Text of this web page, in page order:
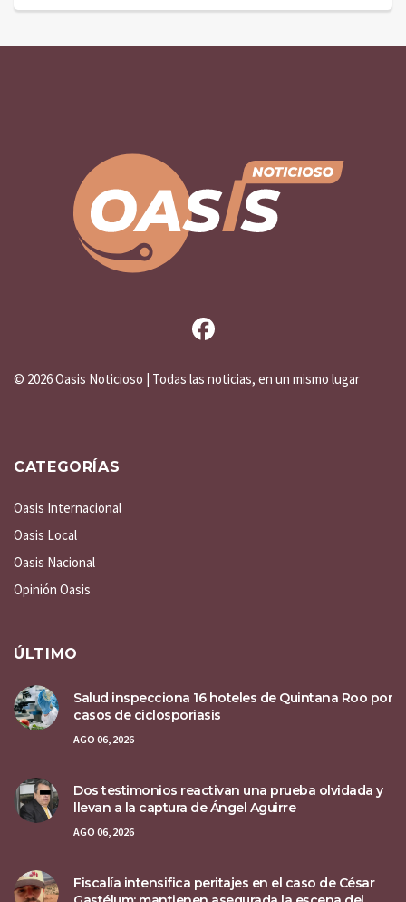
© 2026 Oasis Noticioso | Todas las noticias, en un mismo lugar
CATEGORÍAS
Oasis Internacional
Oasis Local
Oasis Nacional
Opinión Oasis
ÚLTIMO
Salud inspecciona 16 hoteles de Quintana Roo por
casos de ciclosporiasis
AGO 06, 2026
Dos testimonios reactivan una prueba olvidada y
llevan a la captura de Ángel Aguirre
AGO 06, 2026
Fiscalía intensifica peritajes en el caso de César